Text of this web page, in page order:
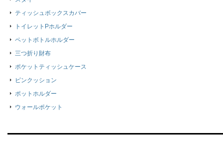
ティッシュボックスカバー
トイレットPホルダー
ペットボトルホルダー
三つ折り財布
ポケットティッシュケース
ピンクッション
ポットホルダー
ウォールポケット